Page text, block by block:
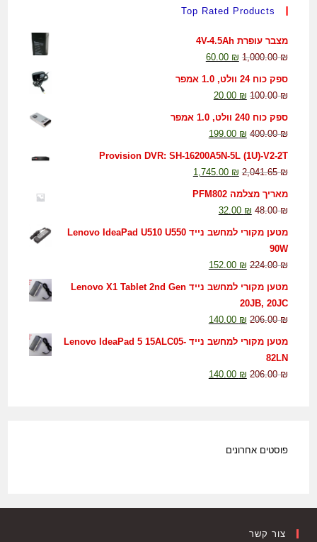
Top Rated Products
מצבר עופרת 4V-4.5Ah
1,000.00₪
60.00 ₪
ספק כוח 24 וולט, 1.0 אמפר
100.00₪
20.00 ₪
ספק כוח 240 וולט, 1.0 אמפר
400.00₪
199.00 ₪
Provision DVR: SH-16200A5N-5L (1U)-V2-2T
2,041.65₪
1,745.00 ₪
מאריך מצלמה PFM802
48.00₪
32.00 ₪
מטען מקורי למחשב נייד Lenovo IdeaPad U510 U550
90W
224.00₪
152.00 ₪
מטען מקורי למחשב נייד Lenovo X1 Tablet 2nd Gen
20JB, 20JC
206.00₪
140.00 ₪
מטען מקורי למחשב נייד Lenovo IdeaPad 5 15ALC05-
82LN
206.00₪
140.00 ₪
פוסטים אחרונים
צור קשר